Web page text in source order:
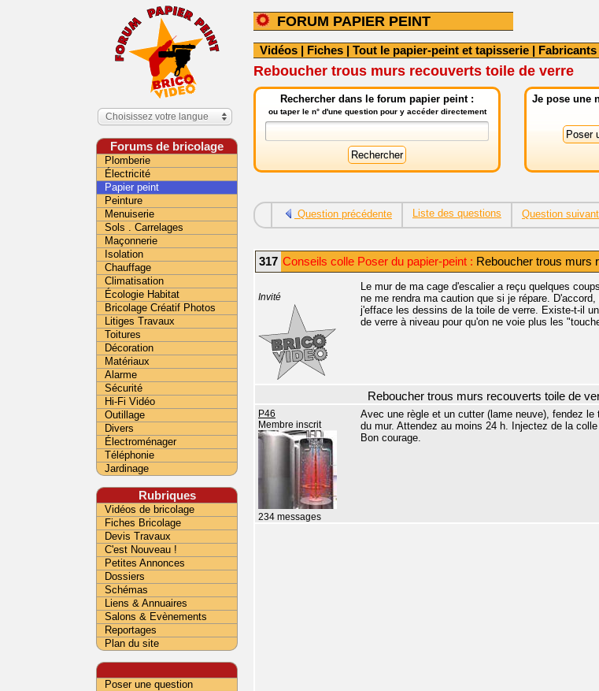
FORUM PAPIER PEINT
Vidéos | Fiches | Tout le papier-peint et tapisserie | Fabricants
Reboucher trous murs recouverts toile de verre
Rechercher dans le forum papier peint :
ou taper le n° d'une question pour y accéder directement
Je pose une
Question précédente Liste des questions Question
317 Conseils colle Poser du papier-peint : Reboucher trous murs
Invité
Le mur de ma cage d'escalier a reçu quelques
ne me rendra ma caution que si je répare.
j'efface les dessins de la toile de verre. Existe-t-il
de verre à niveau pour qu'on ne voie plus les
Reboucher trous murs recouverts toile de
P46
Membre inscrit
234 messages
Avec une règle et un cutter (lame neuve), fendez
du mur. Attendez au moins 24 h. Injectez de la
Bon courage.
Choisissez votre langue
Forums de bricolage
Plomberie
Électricité
Papier peint
Peinture
Menuiserie
Sols . Carrelages
Maçonnerie
Isolation
Chauffage
Climatisation
Écologie Habitat
Bricolage Créatif Photos
Litiges Travaux
Toitures
Décoration
Matériaux
Alarme
Sécurité
Hi-Fi Vidéo
Outillage
Divers
Électroménager
Téléphonie
Jardinage
Rubriques
Vidéos de bricolage
Fiches Bricolage
Devis Travaux
C'est Nouveau !
Petites Annonces
Dossiers
Schémas
Liens & Annuaires
Salons & Evènements
Reportages
Plan du site
Poser une question